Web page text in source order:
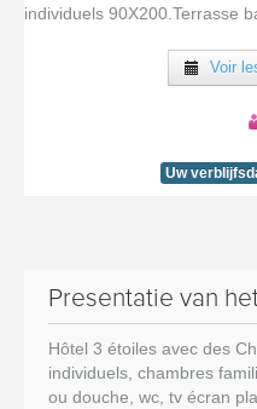
individuels 90X200.Terrasse
Voir
Uw
Presentatie van
Hôtel 3 étoiles avec des
individuels, chambres
ou douche, wc, tv écran